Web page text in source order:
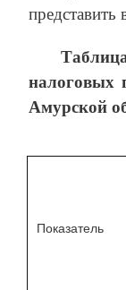
представить
налоговых
Амурской
Показатель